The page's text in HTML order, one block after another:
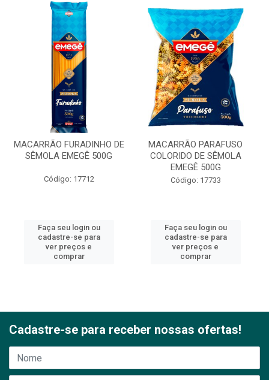
MACARRÃO FURADINHO DE
SÊMOLA EMEGÊ 500G
Código: 17712
Faça seu login ou
cadastre-se para
ver preços e
comprar
MACARRÃO PARAFUSO
COLORIDO DE SÊMOLA
EMEGÊ 500G
Código: 17733
Faça seu login ou
cadastre-se para
ver preços e
comprar
Cadastre-se para receber nossas ofertas!